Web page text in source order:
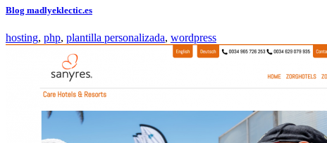
Blog madlyeklectic.es
hosting, php, plantilla personalizada, wordpress